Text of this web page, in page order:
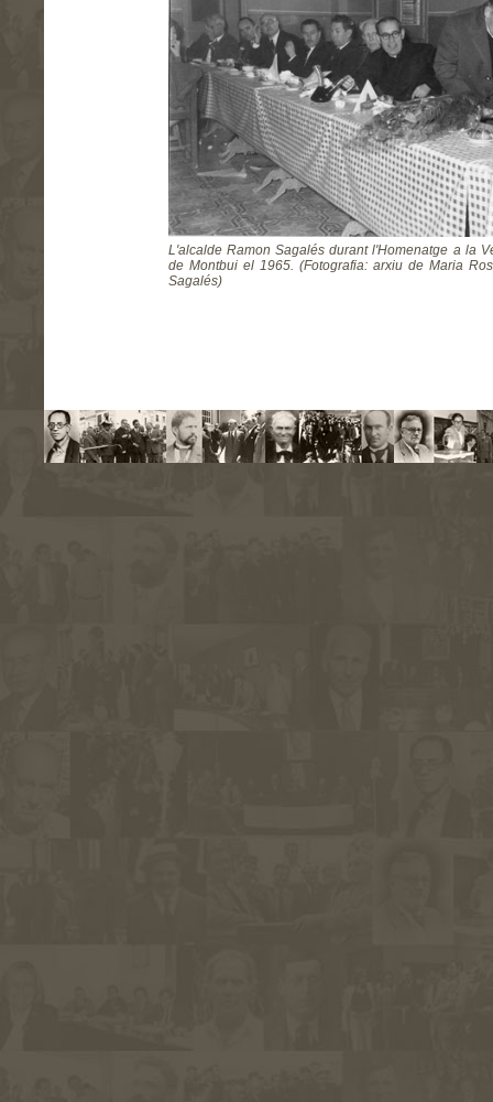
L'alcalde Ramon Sagalés durant l'Homenatge a la
de Montbui el 1965. (Fotografia: arxiu de Maria
Sagalés)